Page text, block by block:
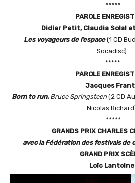
*****
PAROLE
Didier Petit, Claudia Solal
Les voyageurs de l’espace(1 CD
Socadisc)
*****
PAROLE
Jacques
Born to run, Bruce Springsteen (2 CD
Nicolas
*****
GRANDS PRIX CHARLES C
avec la Fédération des festivals de
GRAND PRIX SCÈ
Loïc Lantoine